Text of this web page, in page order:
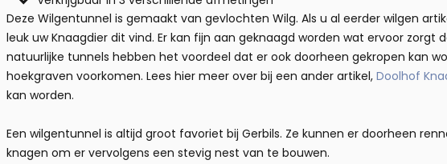
Deze Wilgentunnel is gemaakt van gevlochten Wilg. Als u al eerder wilgen
leuk uw Knaagdier dit vind. Er kan fijn aan geknaagd worden wat ervoor
natuurlijke tunnels hebben het voordeel dat er ook doorheen gekropen kan
hoekgraven voorkomen. Lees hier meer over bij een ander artikel,Doolhof
kan worden.
Een wilgentunnel is altijd groot favoriet bij Gerbils. Ze kunnen er doorheen
knagen om er vervolgens een stevig nest van te bouwen.